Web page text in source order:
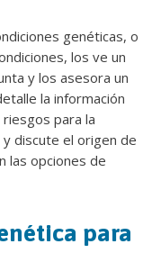
genéticas, o
los ve un
y los asesora un
la información
para la
discute el origen de
las opciones de
para